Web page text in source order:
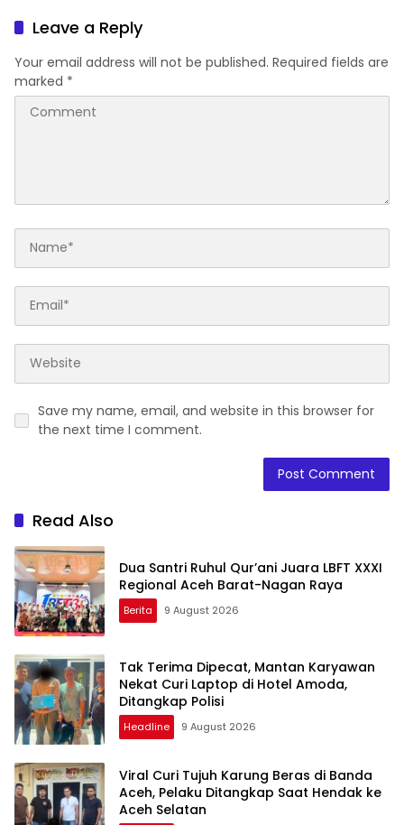
Leave a Reply
Your email address will not be published. Required fields are
marked *
Save my name, email, and website in this browser for
the next time I comment.
Read Also
Dua Santri Ruhul Qur’ani Juara LBFT XXXI
Regional Aceh Barat-Nagan Raya
Berita 9 August 2026
Tak Terima Dipecat, Mantan Karyawan
Nekat Curi Laptop di Hotel Amoda,
Ditangkap Polisi
Headline 9 August 2026
Viral Curi Tujuh Karung Beras di Banda
Aceh, Pelaku Ditangkap Saat Hendak ke
Aceh Selatan